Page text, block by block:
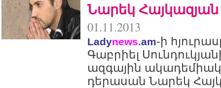
Նարեկ Հայկազյան
01.11.2013
Ladynews.am-ի
Գաբրիել
ազգային
դերասան Նարեկ